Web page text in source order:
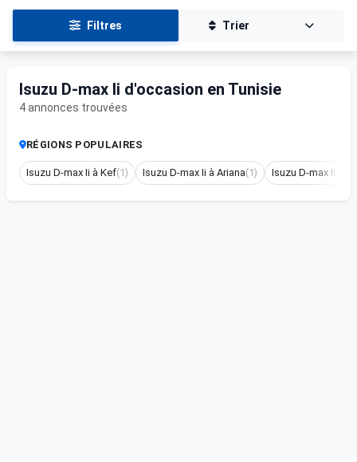
Filtres Trier
Isuzu D-max Ii d'occasion en Tunisie
4 annonces trouvées
RÉGIONS POPULAIRES
Isuzu D-max Ii à Kef(1) Isuzu D-max Ii à Ariana(1) Isuzu D-max Ii à